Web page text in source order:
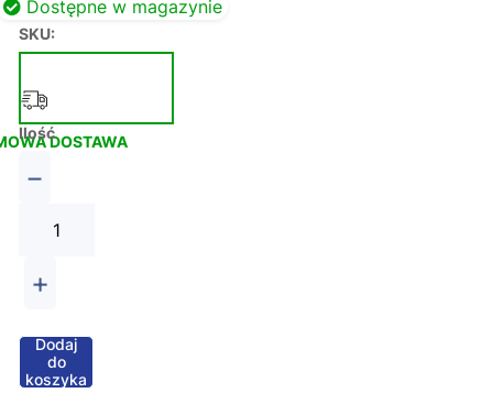
Dostępne w magazynie
SKU:
DOSTAWA
Ilość
−
+
Dodaj
do
koszyka